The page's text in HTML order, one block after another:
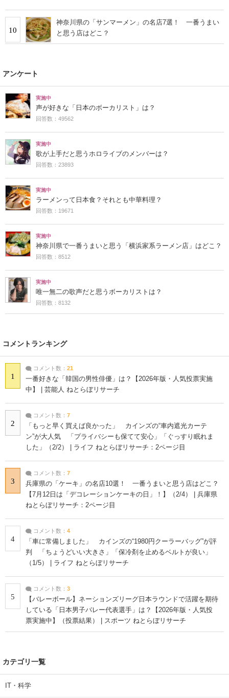
10
神奈川県の「サンマーメン」の名店7選！ 一番うまい
と思う店はどこ？
アンケート
実施中
声が好きな「日本のボーカリスト」は？
回答数：49562
実施中
歌が上手だと思うホロライブのメンバーは？
回答数：23893
実施中
ラーメンって日本食？それとも中華料理？
回答数：19671
実施中
神奈川県で一番うまいと思う「横浜家系ラーメン店」はどこ？
回答数：8512
実施中
唯一無二の歌声だと思うボーカリストは？
回答数：8132
コメントランキング
1
コメント数： 21
一番好きな「韓国の男性俳優」は？【2026年版・人気投票実施
中】 | 芸能人 ねとらぼリサーチ
2
コメント数： 7
「もっと早く買えば良かった」 カインズの“車内遮光カーテ
ン”が大人気 「プライバシーも保てて安心」「ぐっすり眠れま
した」（2/2） | ライフ ねとらぼリサーチ：2ページ目
3
コメント数： 7
兵庫県の「ケーキ」の名店10選！ 一番うまいと思う店はどこ？
【7月12日は「デコレーションケーキの日」！】（2/4） | 兵庫県
ねとらぼリサーチ：2ページ目
4
コメント数： 4
「車に常備しました」 カインズの“1980円クーラーバッグ”が評
判 「ちょうどいい大きさ」「保冷剤を止めるベルトが良い」
（1/5） | ライフ ねとらぼリサーチ
5
コメント数： 3
【バレーボール】ネーションズリーグ日本ラウンドで活躍を期待
している「日本男子バレー代表選手」は？【2026年版・人気投
票実施中】（投票結果） | スポーツ ねとらぼリサーチ
カテゴリ一覧
IT・科学